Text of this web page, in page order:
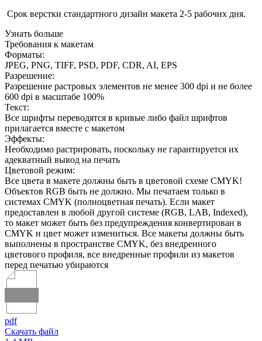
Срок верстки стандартного дизайн макета 2-5 рабочих дня.
Узнать больше
Требования к макетам
Форматы:
JPEG, PNG, TIFF, PSD, PDF, CDR, AI, EPS
Разрешение:
Разрешение растровых элементов не менее 300 dpi и не более
600 dpi в масштабе 100%
Текст:
Все шрифты переводятся в кривые либо файл шрифтов
прилагается вместе с макетом
Эффекты:
Необходимо растрировать, поскольку не гарантируется их
адекватный вывод на печать
Цветовой режим:
Все цвета в макете должны быть в цветовой схеме CMYK!
Объектов RGB быть не должно. Мы печатаем только в
системах CMYK (полноцветная печать). Если макет
предоставлен в любой другой системе (RGB, LAB, Indexed),
то макет может быть без предупреждения конвертирован в
CMYK и цвет может измениться. Все макеты должны быть
выполнены в пространстве CMYK, без внедренного
цветового профиля, все внедренные профили из макетов
перед печатью убираются
pdf
Скачать файл